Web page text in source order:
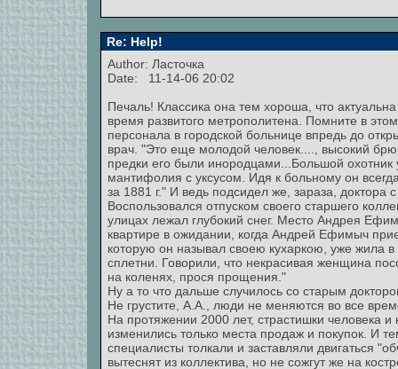
Re: Help!
Author: Ласточка
Date: 11-14-06 20:02
Печаль! Классика она тем хороша, что
время развитого метрополитена. Помните в
персонала в городской больнице впредь до
врач. "Это еще молодой человек...., высокий
предки его были инородцами...Большой охотник
мантифолия с уксусом. Идя к больному он
за 1881 г." И ведь подсидел же, зараза,
Воспользовался отпуском своего старшего
улицах лежал глубокий снег. Место Андрея
квартире в ожидании, когда Андрей Ефимыч
которую он называл своею кухаркою, уже жила
сплетни. Говорили, что некрасивая женщина
на коленях, прося прощения."
Ну а то что дальше случилось со старым
Не грустите, А.А., люди не меняются во все
На протяжении 2000 лет, страстишки человека
изменились только места продаж и покупок. И
специалисты толкали и заставляли двигаться
вытеснят из коллектива, но не сожгут же на